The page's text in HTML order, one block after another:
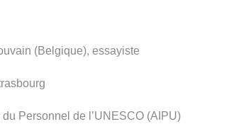
(Belgique), essayiste
Personnel de l’UNESCO (AIPU)